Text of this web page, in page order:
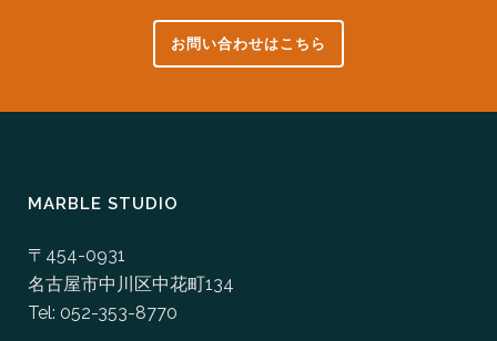
お問い合わせはこちら
MARBLE STUDIO
〒454-0931
名古屋市中川区中花町134
Tel: 052-353-8770